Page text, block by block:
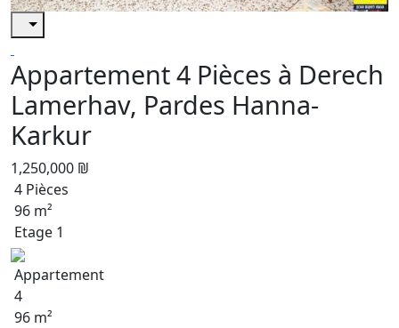
Appartement 4 Pièces à Derech
Lamerhav, Pardes Hanna-
Karkur
1,250,000 ₪
4 Pièces
96 m²
Etage 1
Appartement
4
96 m²